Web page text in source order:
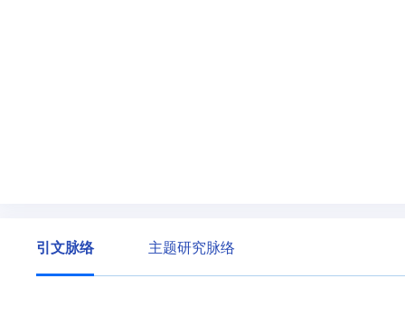
引文脉络 主题研究脉络